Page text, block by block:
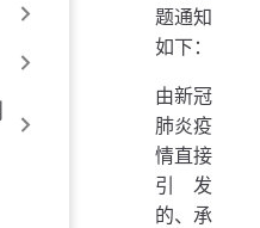
题通知
如下：
由新冠
肺炎疫
情直接
引发
的、承